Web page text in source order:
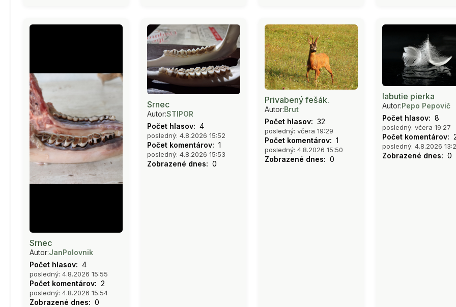
Srnec
Autor:JanPolovnik
Počet hlasov: 4
posledný: 4.8.2026 15:55
Počet komentárov: 2
posledný: 4.8.2026 15:54
Zobrazené dnes: 0
Srnec
Autor:STIPOR
Počet hlasov: 4
posledný: 4.8.2026 15:52
Počet komentárov: 1
posledný: 4.8.2026 15:53
Zobrazené dnes: 0
Privabený fešák.
Autor:Brut
Počet hlasov: 32
posledný: včera 19:29
Počet komentárov: 1
posledný: 4.8.2026 15:50
Zobrazené dnes: 0
labutie pierka
Autor:Pepo Pepovič
Počet hlasov: 8
posledný: včera 19:27
Počet komentárov:
posledný: 4.8.2026
Zobrazené dnes: 0